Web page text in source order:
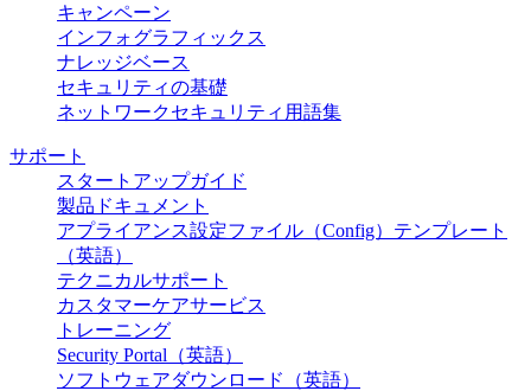
キャンペーン
インフォグラフィックス
ナレッジベース
セキュリティの基礎
ネットワークセキュリティ用語集
サポート
スタートアップガイド
製品ドキュメント
アプライアンス設定ファイル（Config）テンプレート
（英語）
テクニカルサポート
カスタマーケアサービス
トレーニング
Security Portal（英語）
ソフトウェアダウンロード（英語）